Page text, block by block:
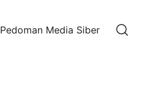
Pedoman Media Siber